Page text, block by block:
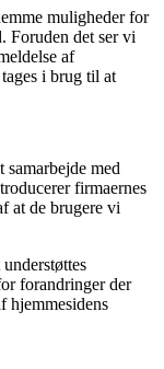
muligheder for
Foruden det ser vi
af
i brug til at
med
firmaernes
at de brugere vi
forandringer der
hjemmesidens